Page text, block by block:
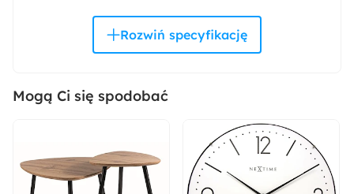
Kolor frontów:
Pomieszczenie:
Mogą Ci się spodobać